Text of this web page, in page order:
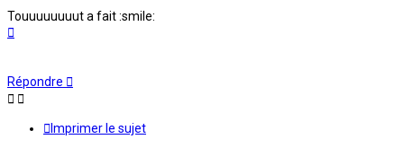
Touuuuuuuut a fait :smile:
Répondre
Imprimer le sujet